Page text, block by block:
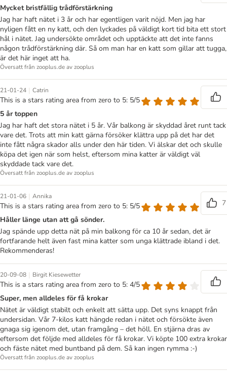
Mycket bristfällig trådförstärkning
Jag har haft nätet i 3 år och har egentligen varit nöjd. Men jag har
nyligen fått en ny katt, och den lyckades på väldigt kort tid bita ett stort
hål i nätet. Jag undersökte området och upptäckte att det inte fanns
någon trådförstärkning där. Så om man har en katt som gillar att tugga,
är det här inget att ha.
Översatt från zooplus.de av zooplus
21-01-24 | Catrin
This is a stars rating area from zero to 5: 5/5
5 år toppen
Jag har haft det stora nätet i 5 år. Vår balkong är skyddad året runt tack
vare det. Trots att min katt gärna försöker klättra upp på det har det
inte fått några skador alls under den här tiden. Vi älskar det och skulle
köpa det igen när som helst, eftersom mina katter är väldigt väl
skyddade tack vare det.
Översatt från zooplus.de av zooplus
21-01-06 | Annika
This is a stars rating area from zero to 5: 5/5
7
Håller länge utan att gå sönder.
Jag spände upp detta nät på min balkong för ca 10 år sedan, det är
fortfarande helt även fast mina katter som unga klättrade ibland i det.
Rekommenderas!
20-09-08 | Birgit Kiesewetter
This is a stars rating area from zero to 5: 4/5
Super, men alldeles för få krokar
Nätet är väldigt stabilt och enkelt att sätta upp. Det syns knappt från
undersidan. Vår 7-kilos katt hängde redan i nätet och försökte även
gnaga sig igenom det, utan framgång – det höll. En stjärna dras av
eftersom det följde med alldeles för få krokar. Vi köpte 100 extra krokar
och fäste nätet med buntband på dem. Så kan ingen rymma :-)
Översatt från zooplus.de av zooplus